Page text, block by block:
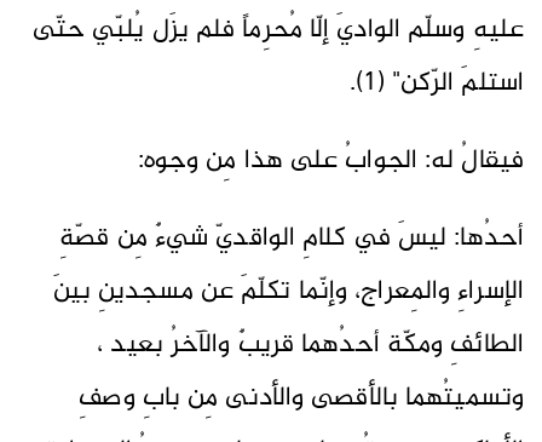
عليهِ وسلّم الواديَ إلّا مُحرِماً فلم يزَل يُلبّي حتّى
استلمَ الرّكن" (1).
فيقالُ له: الجوابُ على هذا مِن وجوه:
أحدُها: ليسَ في كلامِ الواقديّ شيءٌ مِن قصّةِ
الإسراءِ والمِعراج، وإنّما تكلّمَ عن مسجدينِ بينَ
الطائفِ ومكّة أحدُهما قريبٌ والآخرُ بعيد ،
وتسميتُهما بالأقصى والأدنى مِن بابِ وصفِ